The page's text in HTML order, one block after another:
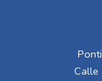
Calle